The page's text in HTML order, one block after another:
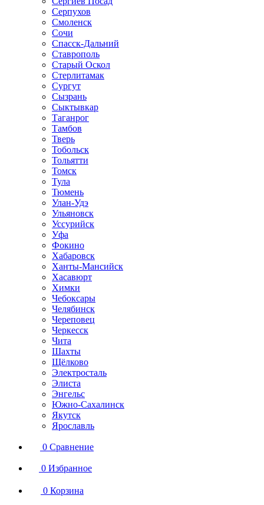
Серпухов
Смоленск
Сочи
Спасск-Дальний
Ставрополь
Старый Оскол
Стерлитамак
Сургут
Сызрань
Сыктывкар
Таганрог
Тамбов
Тверь
Тобольск
Тольятти
Томск
Тула
Тюмень
Улан-Удэ
Ульяновск
Уссурийск
Уфа
Фокино
Хабаровск
Ханты-Мансийск
Хасавюрт
Химки
Чебоксары
Челябинск
Череповец
Черкесск
Чита
Шахты
Щёлково
Электросталь
Элиста
Энгельс
Южно-Сахалинск
Якутск
Ярославль
0 Сравнение
0 Избранное
0 Корзина